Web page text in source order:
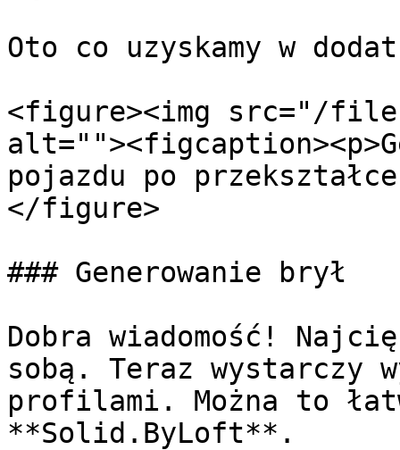
Oto co uzyskamy w
<figure><img src="/files/
pojazdu po
</figure>
### Generowanie brył
Dobra wiadomość!
sobą. Teraz wystarczy
profilami. Można to
**Solid.ByLoft**.